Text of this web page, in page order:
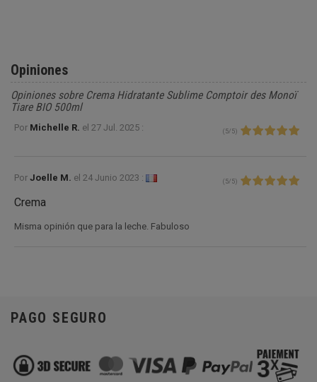
Opiniones
Opiniones sobre Crema Hidratante Sublime Comptoir des Monoï
Tiare BIO 500ml
Por Michelle R. el 27 Jul. 2025 : ( 5/ 5)
Por Joelle M. el 24 Junio 2023 : ( 5/ 5)
Crema
Misma opinión que para la leche. Fabuloso
PAGO SEGURO